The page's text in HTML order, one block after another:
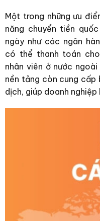
Một trong những ưu
năng chuyển tiền
ngày như các ngân
có thể thanh toán
nhân viên ở nước
nền tảng còn cung
dịch, giúp doanh